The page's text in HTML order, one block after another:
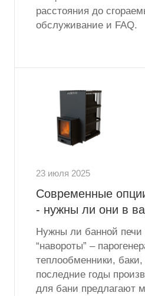
расстояния до
обслуживание и FAQ.
23 июля 2025
Современные
- нужны ли они в
Нужны ли банной печи
“навороты” –
теплообменники, баки,
последние годы
для бани предлагают